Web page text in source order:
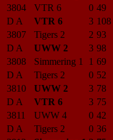
3804
VTR 6 0 49
D A
VTR 6 3 108
3807
Tigers 2 2 93
D A
UWW 2 3 98
3808
Simmering 1 1 69
D A
Tigers 2 0 52
3810
UWW 2 3 78
D A
VTR 6 3 75
3811
UWW 4 0 42
D A
Tigers 2 0 36